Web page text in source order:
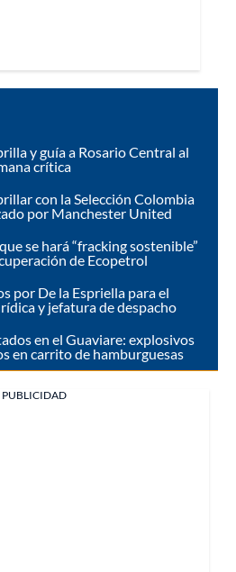
y guía a Rosario Central al
crítica
con la Selección Colombia
por Manchester United
se hará “fracking sostenible”
de Ecopetrol
por De la Espriella para el
y jefatura de despacho
en el Guaviare: explosivos
en carrito de hamburguesas
PUBLICIDAD